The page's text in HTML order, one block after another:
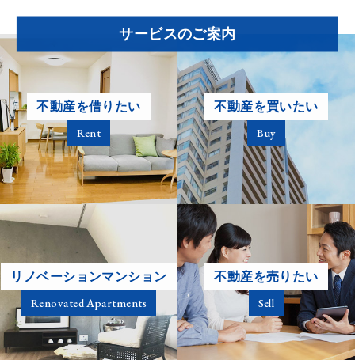
サイトマップ
サービスのご案内
不動産を借りたい
Rent
不動産を買いたい
Buy
リノベーションマンション
Renovated Apartments
不動産を売りたい
Sell